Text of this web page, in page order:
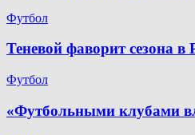
Футбол
Теневой фаворит сезона
Футбол
«Футбольными клубами